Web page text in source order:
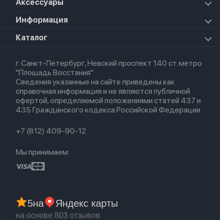
iPad Mini 7 (2024)
iPad Pro 11 M5 (2025)
Apple Watch Ultra
Apple Watch Series 8
Apple Watch SE 2022
Mac Studio
Airpods Pro 3
Airpods Pro
Airpods 3
Airpods (1-е)
EarPods
Apple TV
HomePod 2
Аксессуары
Для iPhone
Для Macbook
Информация
О магазине
Политика конфиденциальности
Оплата и доставка
Партнерская программа
Гарантия
Обмен и возврат
Бонусы
Каталог
Новые поступления
Популярное
Акции
г. Санкт-Петербург, Невский проспект 140 ст. метро
"Площадь Восстания"
Сведения указанные на сайте приведены как
справочная информация и не являются публичной
офертой, определяемой положениями статей 437 и
435 Гражданского кодекса Российской Федерации.
+7 (812) 409-90-12
Мы принимаем:
5на Яндекс карты
на основе 803 отзывов